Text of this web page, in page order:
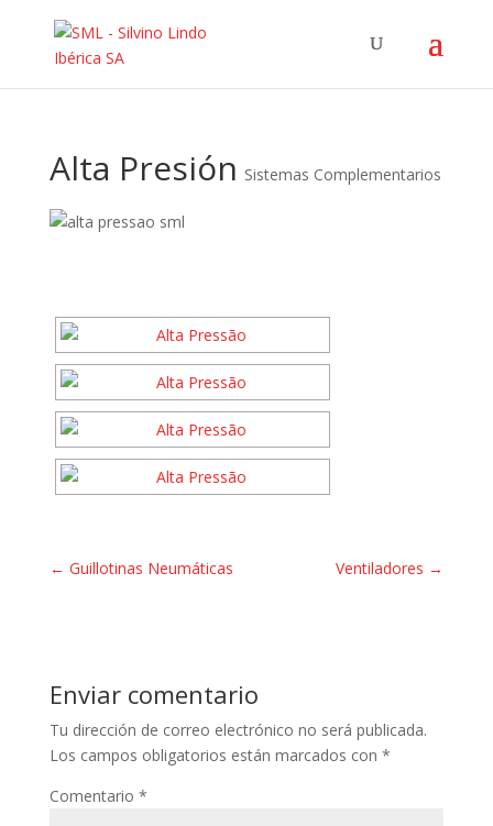
Alta Presión Sistemas Complementarios
← Guillotinas Neumáticas Ventiladores →
Enviar comentario
Tu dirección de correo electrónico no será publicada.
Los campos obligatorios están marcados con *
Comentario *